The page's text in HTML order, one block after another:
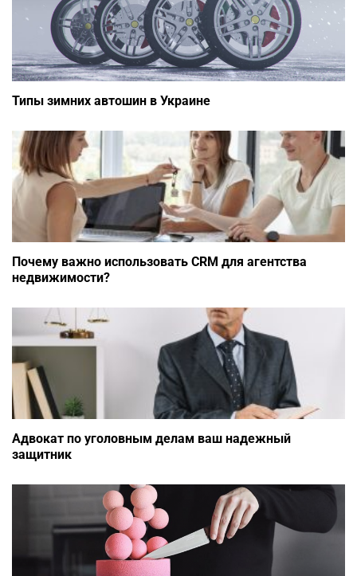
Типы зимних автошин в Украине
Почему важно использовать CRM для агентства
недвижимости?
Адвокат по уголовным делам ваш надежный
защитник